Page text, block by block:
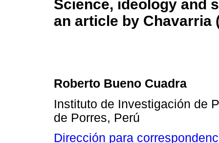
Science, ideology and
an article by Chavarria
Roberto Bueno Cuadra
Instituto de Investigación de
de Porres, Perú
Dirección para